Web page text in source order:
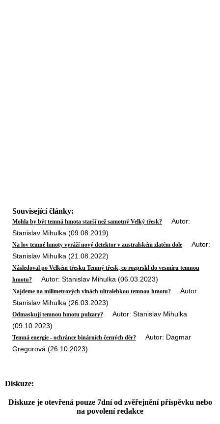
Související články:
Mohla by být temná hmota starší než samotný Velký třesk? Autor:
Stanislav Mihulka (09.08.2019)
Na lov temné hmoty vyráží nový detektor v australském zlatém dole Autor:
Stanislav Mihulka (21.08.2022)
Následoval po Velkém třesku Temný třesk, co rozprskl do vesmíru temnou
hmotu? Autor: Stanislav Mihulka (06.03.2023)
Najdeme na milimetrových vlnách ultralehkou temnou hmotu? Autor:
Stanislav Mihulka (26.03.2023)
Odmaskují temnou hmotu pulzary? Autor: Stanislav Mihulka
(09.10.2023)
Temná energie - ochránce binárních černých děr? Autor: Dagmar
Gregorová (26.10.2023)
Diskuze:
Diskuze je otevřená pouze 7dní od zvěřejnění příspěvku nebo
na povolení redakce